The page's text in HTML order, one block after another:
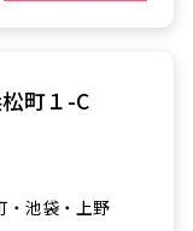
町１-C
・池袋・上野